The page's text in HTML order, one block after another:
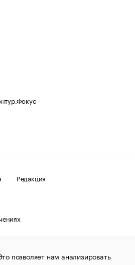
Редакция
О соблюдении авторских прав
1995–2026.Сообщения
позволяет нам анализировать